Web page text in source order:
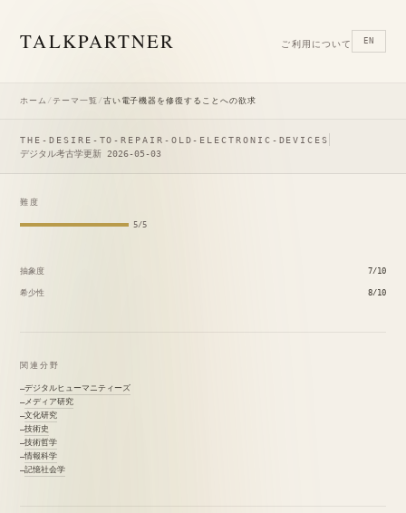
TALKPARTNER ご利用について EN
ホーム /テーマ一覧 /古い電子機器を修復することへの欲求
THE-DESIRE-TO-REPAIR-OLD-ELECTRONIC-DEVICES
デジタル考古学更新 2026-05-03
難度
5/5
抽象度 7/10
希少性 8/10
関連分野
デジタルヒューマニティーズ
メディア研究
文化研究
技術史
技術哲学
情報科学
記憶社会学